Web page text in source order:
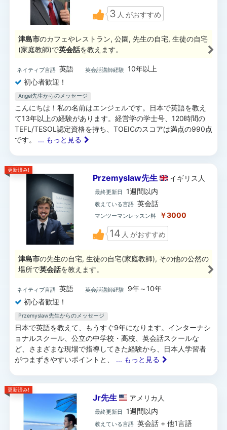
3 人 がおすすめ
津島市のカフェやレストラン, 公園, 先生の自宅, 生徒の自宅
(家庭教師)で英会話を教えます。
ネイティブ言語 英語 英会話講師経験 10年以上
初心者歓迎！
Angel先生からのメッセージ
こんにちは！私の名前はエンジェルです。日本で英語を教え
て13年以上の経験があります。経営学の学士号、120時間の
TEFL/TESOL認定資格を持ち、TOEICのスコアは満点の990点
です。 ... もっと見る
更新済み!
Przemyslaw先生 イギリス 人
最終更新日 1週間以内
教えている言語 英会話
マンツーマンレッスン料 ￥3000
14 人 がおすすめ
津島市の先生の自宅, 生徒の自宅(家庭教師), その他の公然の
場所で英会話を教えます。
ネイティブ言語 英語 英会話講師経験
9年～10年
初心者歓迎！
Przemyslaw先生からのメッセージ
日本で英語を教えて、もうすぐ9年になります。インターナシ
ョナルスクール、公立の中学校・高校、英会話スクールな
ど、さまざまな現場で指導してきた経験から、日本人学習者
がつまずきやすいポイントと、 ... もっと見る
更新済み!
Jr先生 アメリカ 人
最終更新日 1週間以内
教えている言語 英会話 + 他1言語